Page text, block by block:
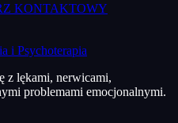
KONTAKTOWY
i Psychoterapia
z lękami, nerwicami,
problemami emocjonalnymi.